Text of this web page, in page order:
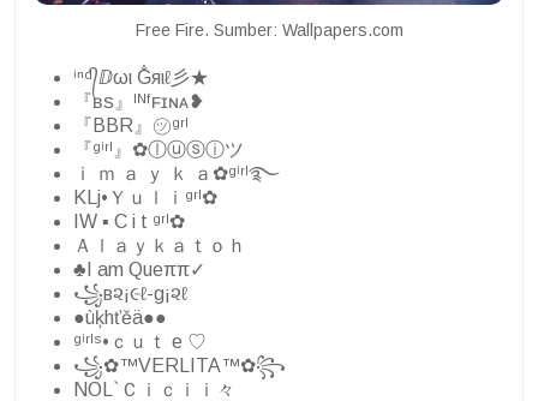
Free Fire. Sumber: Wallpapers.com
ⁱⁿᵈ᭄ⅅωι G̐яιℓ彡★
『ʙꜱ』ᴵᴺᶠꜰɪɴᴀ❥
『BBR』㋡ᵍʳˡ
『ᵍⁱʳˡ』✿ⓛⓤⓢⓘツ
ｉ ｍ ａ ｙ ｋ ａ✿ᵍⁱʳˡ࿐
KLj•Ｙｕｌｉᵍʳˡ✿
IW ▪ C i t ᵍʳˡ✿
Ａｌａｙｋａｔｏｈ
♣I am Queππ✓
꧁в૨¡૯ℓ-g¡૨ℓ
●ùķhťěä●●
ᵍⁱʳˡˢ•ｃｕｔ e ♡
꧁✿™VERLITA™✿꧂
NOL`Ｃｉｃｉｉ々